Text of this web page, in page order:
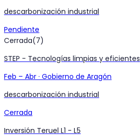
descarbonización industrial
Pendiente
Cerrada(7)
STEP - Tecnologías limpias y eficientes
Feb – Abr · Gobierno de Aragón
descarbonización industrial
Cerrada
Inversión Teruel L1 - L5